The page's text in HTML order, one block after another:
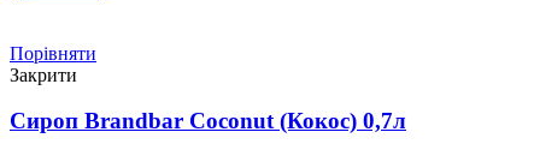
Порівняти
Закрити
Сироп Brandbar Coconut (Кокос) 0,7л